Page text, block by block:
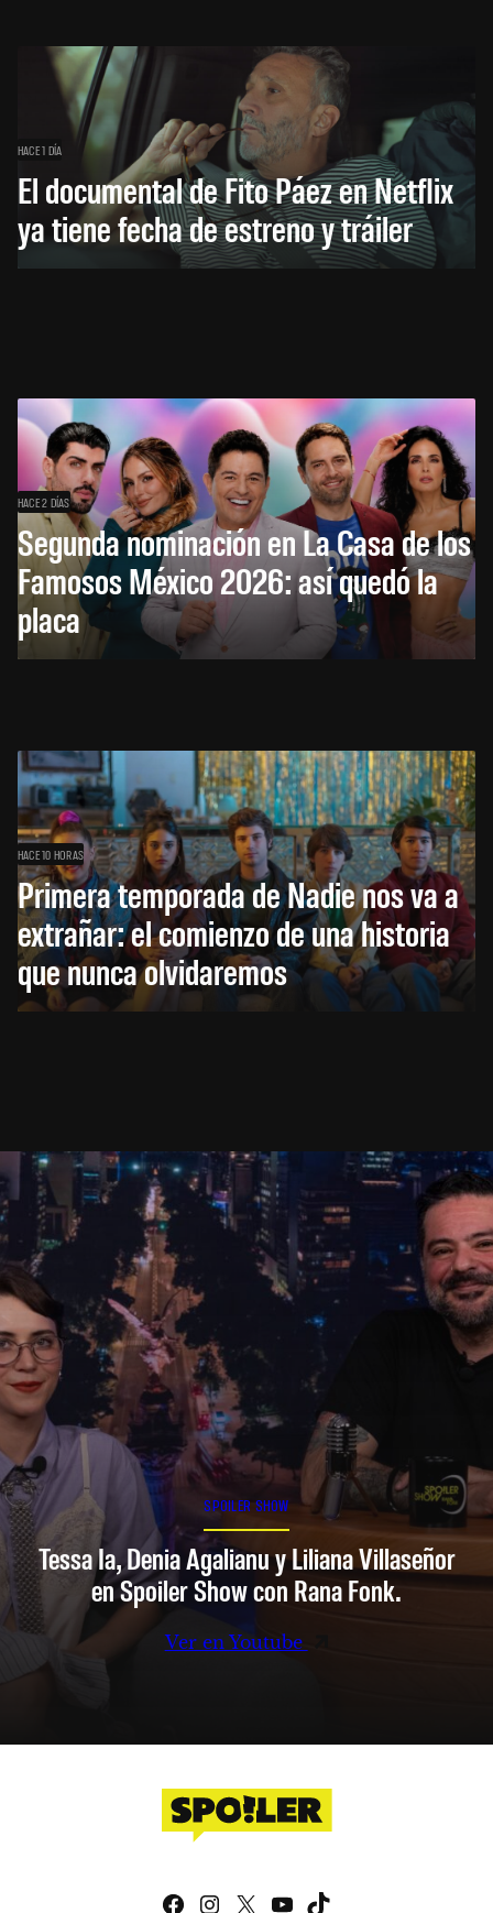
HACE 1 DÍA
El documental de Fito Páez en Netflix
ya tiene fecha de estreno y tráiler
HACE 2 DÍAS
Segunda nominación en La Casa de los
Famosos México 2026: así quedó la
placa
HACE 10 HORAS
Primera temporada de Nadie nos va a
extrañar: el comienzo de una historia
que nunca olvidaremos
SPOILER SHOW
Tessa Ia, Denia Agalianu y Liliana Villaseñor
en Spoiler Show con Rana Fonk.
Ver en Youtube
Facebook
Instagram
X YouTube